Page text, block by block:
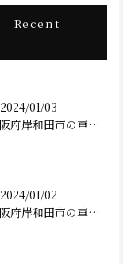
Recent
2024/01/03
大阪府岸和田市の車屋AFK(ホンダNBOXカスタム板金塗装修理)
2024/01/02
大阪府岸和田市の車屋AFK(ベンツメッキモール補修)